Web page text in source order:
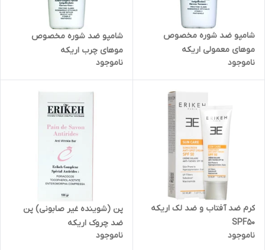
شامپو ضد شوره مخصوص
موهای معمولی اریکه
ناموجود
شامپو ضد شوره مخصوص
موهای چرب اریکه
ناموجود
کرم ضد آفتاب و ضد لک اریکه
SPF50
ناموجود
پن (شوینده غیر صابونی) پن
ضد چروک‌ اریکه
ناموجود